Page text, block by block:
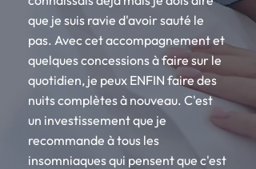
que je suis ravie d'avoir sauté le
pas. Avec cet accompagnement et
quelques concessions à faire sur le
quotidien, je peux ENFIN faire des
nuits complètes à nouveau. C'est
un investissement que je
recommande à tous les
insomniaques qui pensent que c'est